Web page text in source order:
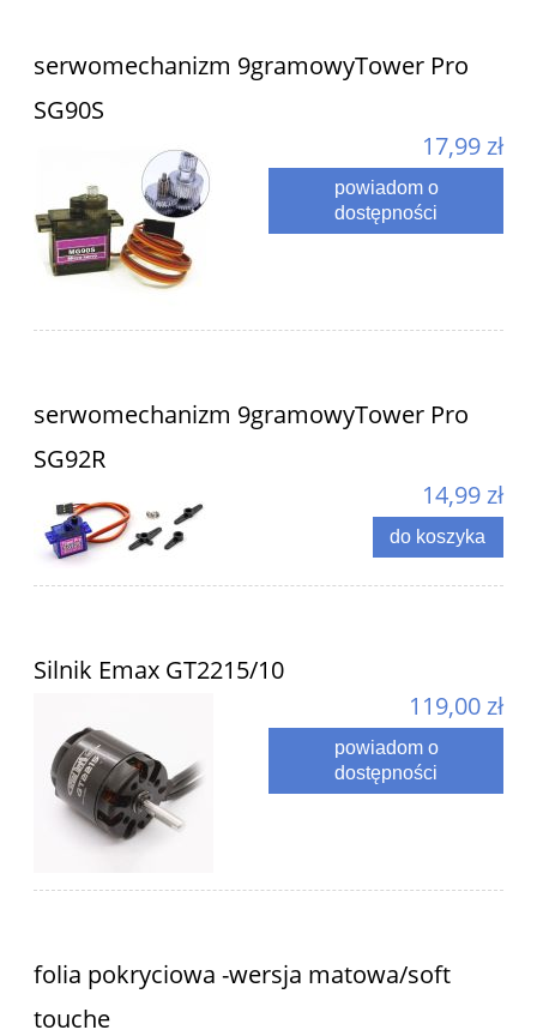
serwomechanizm 9gramowyTower Pro
SG90S
17,99 zł
powiadom o
dostępności
serwomechanizm 9gramowyTower Pro
SG92R
14,99 zł
do koszyka
Silnik Emax GT2215/10
119,00 zł
powiadom o
dostępności
folia pokryciowa -wersja matowa/soft
touche